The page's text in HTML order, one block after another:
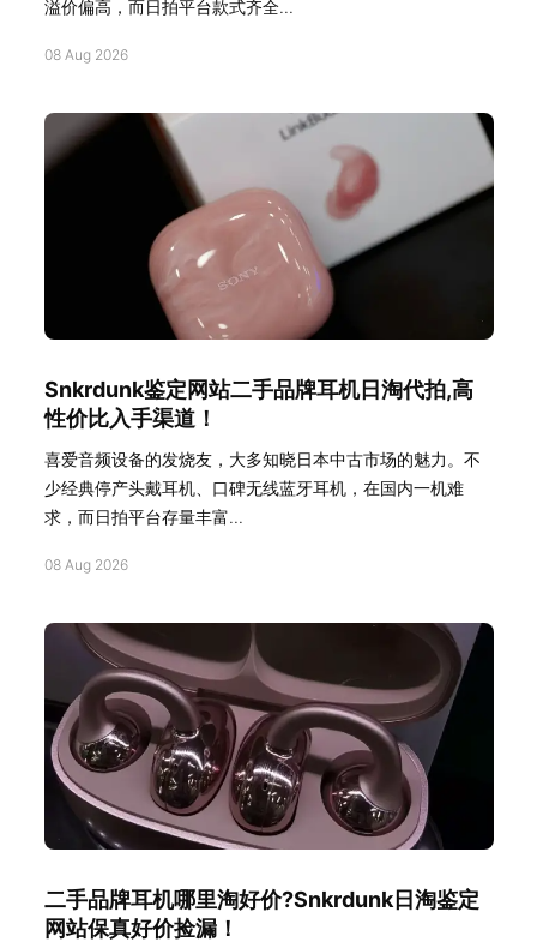
溢价偏高，而日拍平台款式齐全...
08 Aug 2026
Snkrdunk鉴定网站二手品牌耳机日淘代拍,高
性价比入手渠道！
喜爱音频设备的发烧友，大多知晓日本中古市场的魅力。不
少经典停产头戴耳机、口碑无线蓝牙耳机，在国内一机难
求，而日拍平台存量丰富...
08 Aug 2026
二手品牌耳机哪里淘好价?Snkrdunk日淘鉴定
网站保真好价捡漏！